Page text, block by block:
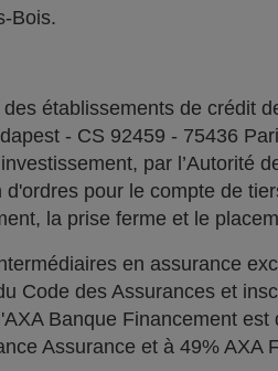
Bois.
établissements de crédit
- CS 92459 - 75436
par l’Autorité
pour le compte de
la prise ferme et le
en assurance
Code des Assurances et
Banque Financement
Assurance et à 49% AXA